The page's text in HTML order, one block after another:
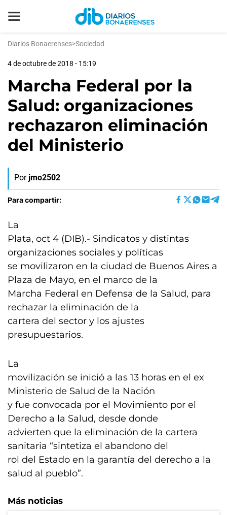
Diarios Bonaerenses>Sociedad
4 de octubre de 2018 - 15:19
Marcha Federal por la
Salud: organizaciones
rechazaron eliminación
del Ministerio
Por jmo2502
Para compartir:
La
Plata, oct 4 (DIB).- Sindicatos y distintas
organizaciones sociales y políticas
se movilizaron en la ciudad de Buenos Aires a
Plaza de Mayo, en el marco de la
Marcha Federal en Defensa de la Salud, para
rechazar la eliminación de la
cartera del sector y los ajustes
presupuestarios.
La
movilización se inició a las 13 horas en el ex
Ministerio de Salud de la Nación
y fue convocada por el Movimiento por el
Derecho a la Salud, desde donde
advierten que la eliminación de la cartera
sanitaria “sintetiza el abandono del
rol del Estado en la garantía del derecho a la
salud al pueblo”.
Más noticias